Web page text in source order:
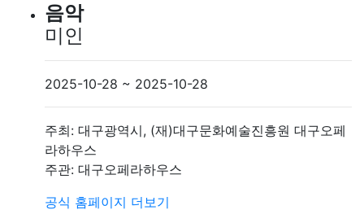
음악
미인
2025-10-28 ~ 2025-10-28
주최: 대구광역시, (재)대구문화예술진흥원 대구오페
라하우스
주관: 대구오페라하우스
공식 홈페이지 더보기